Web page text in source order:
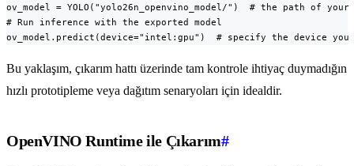
ov_model = YOLO("yolo26n_openvino_model/")  # the path of your
# Run inference with the exported model
ov_model.predict(device="intel:gpu")  # specify the device
Bu yaklaşım, çıkarım hattı üzerinde tam kontrole ihtiyaç duymadığın
hızlı prototipleme veya dağıtım senaryoları için idealdir.
OpenVINO Runtime ile Çıkarım#